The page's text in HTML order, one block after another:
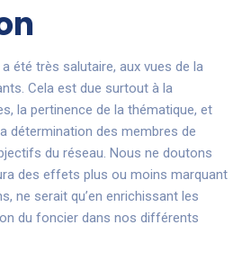
été très salutaire, aux vues de la
Cela est due surtout à la
la pertinence de la thématique, et
détermination des membres de
du réseau. Nous ne doutons
des effets plus ou moins marquant
ne serait qu’en enrichissant les
du foncier dans nos différents